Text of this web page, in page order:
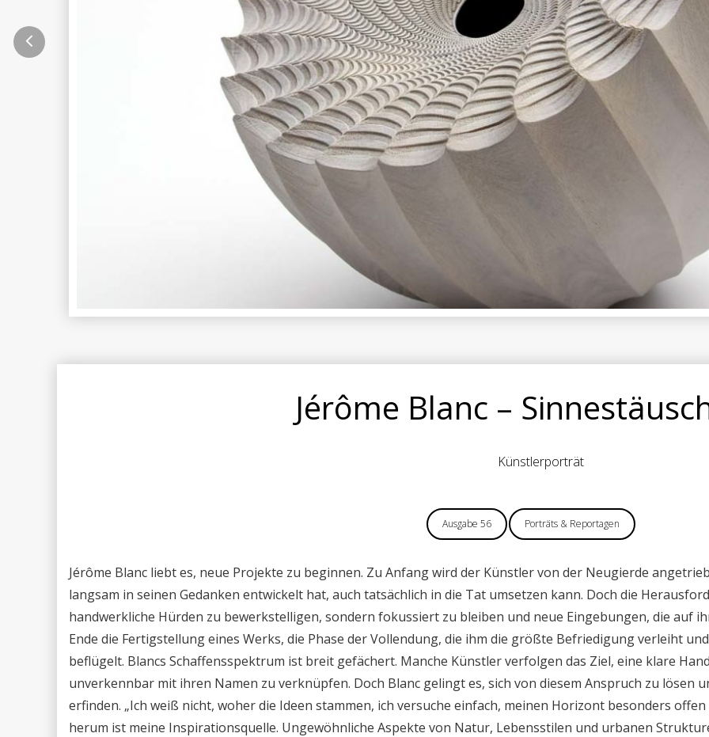
Jérôme Blanc –
Künstlerporträt
Ausgabe 56 Porträts & Reportagen
Jérôme Blanc liebt es, neue Projekte zu beginnen. Zu Anfang wird der Künstler von der Neugierde
langsam in seinen Gedanken entwickelt hat, auch tatsächlich in die Tat umsetzen kann. Doch die
handwerkliche Hürden zu bewerkstelligen, sondern fokussiert zu bleiben und neue Eingebungen, die auf
Ende die Fertigstellung eines Werks, die Phase der Vollendung, die ihm die größte Befriedigung verleiht
beflügelt. Blancs Schaffensspektrum ist breit gefächert. Manche Künstler verfolgen das Ziel, eine klare
unverkennbar mit ihren Namen zu verknüpfen. Doch Blanc gelingt es, sich von diesem Anspruch zu lösen
erfinden. „Ich weiß nicht, woher die Ideen stammen, ich versuche einfach, meinen Horizont besonders offen
herum ist meine Inspirationsquelle. Ungewöhnliche Aspekte von Natur, Lebensstilen und urbanen